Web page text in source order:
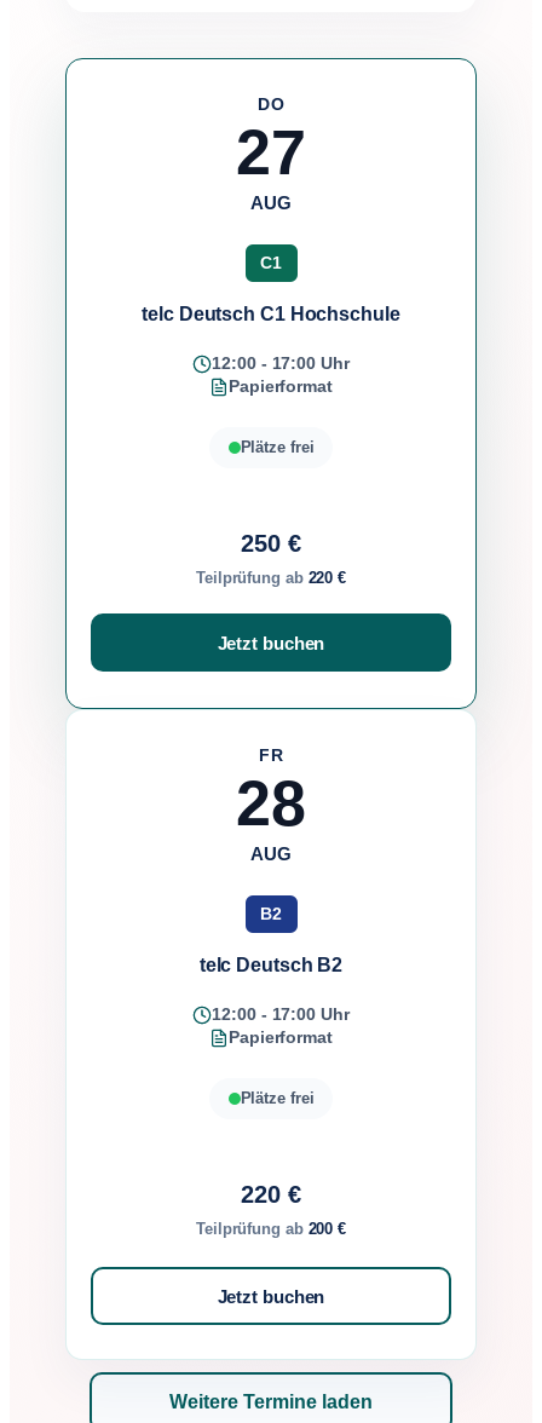
DO
27
AUG
C1
telc Deutsch C1 Hochschule
12:00 - 17:00 Uhr
Papierformat
Plätze frei
250 €
Teilprüfung ab 220 €
Jetzt buchen
FR
28
AUG
B2
telc Deutsch B2
12:00 - 17:00 Uhr
Papierformat
Plätze frei
220 €
Teilprüfung ab 200 €
Jetzt buchen
Weitere Termine laden